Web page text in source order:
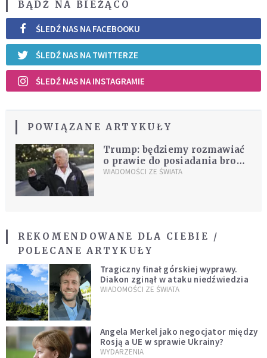
BĄDŹ NA BIEŻĄCO
ŚLEDŹ NAS NA FACEBOOKU
ŚLEDŹ NAS NA TWITTERZE
ŚLEDŹ NAS NA INSTAGRAMIE
POWIĄZANE ARTYKUŁY
Trump: będziemy rozmawiać
o prawie do posiadania broni
palnej
WIADOMOŚCI ZE ŚWIATA
REKOMENDOWANE DLA CIEBIE /
POLECANE ARTYKUŁY
Tragiczny finał górskiej wyprawy.
Diakon zginął w ataku niedźwiedzia
WIADOMOŚCI ZE ŚWIATA
Angela Merkel jako negocjator między
Rosją a UE w sprawie Ukrainy?
WYDARZENIA